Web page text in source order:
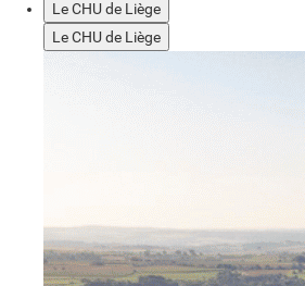
Le CHU de Liège
Le CHU de Liège